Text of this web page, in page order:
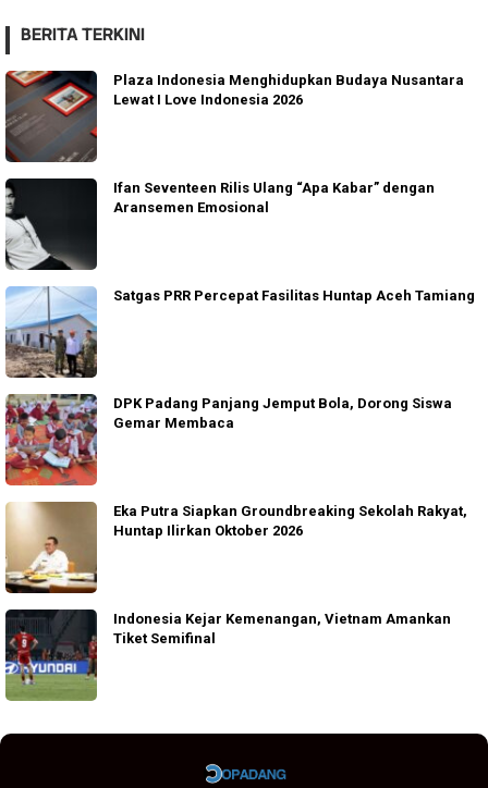
BERITA TERKINI
Plaza Indonesia Menghidupkan Budaya Nusantara
Lewat I Love Indonesia 2026
Ifan Seventeen Rilis Ulang “Apa Kabar” dengan
Aransemen Emosional
Satgas PRR Percepat Fasilitas Huntap Aceh Tamiang
DPK Padang Panjang Jemput Bola, Dorong Siswa
Gemar Membaca
Eka Putra Siapkan Groundbreaking Sekolah Rakyat,
Huntap Ilirkan Oktober 2026
Indonesia Kejar Kemenangan, Vietnam Amankan
Tiket Semifinal